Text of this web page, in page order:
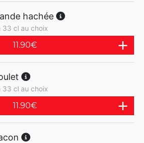
hachée
33 cl au choix
11.90€
33 cl au choix
11.90€